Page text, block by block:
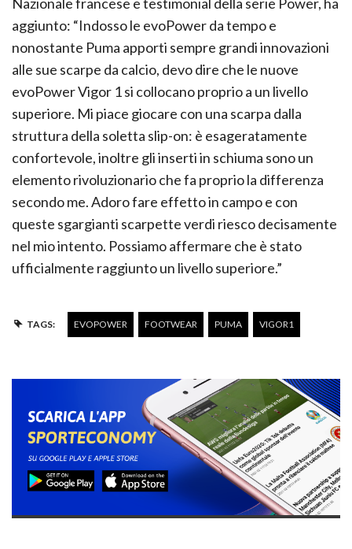
aggiunto: “Indosso le evoPower da tempo e
nonostante Puma apporti sempre grandi innovazioni
alle sue scarpe da calcio, devo dire che le nuove
evoPower Vigor 1 si collocano proprio a un livello
superiore. Mi piace giocare con una scarpa dalla
struttura della soletta slip-on: è esageratamente
confortevole, inoltre gli inserti in schiuma sono un
elemento rivoluzionario che fa proprio la differenza
secondo me. Adoro fare effetto in campo e con
queste sgargianti scarpette verdi riesco decisamente
nel mio intento. Possiamo affermare che è stato
ufficialmente raggiunto un livello superiore.”
TAGS: EVOPOWER FOOTWEAR PUMA VIGOR1